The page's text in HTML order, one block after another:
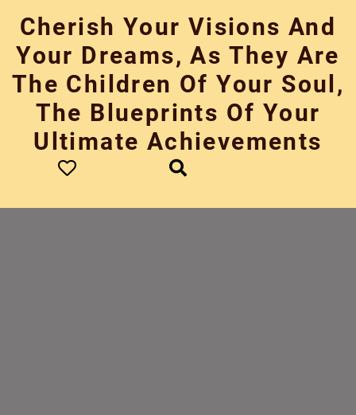
content
Cherish Your Visions And
Your Dreams, As They Are
The Children Of Your Soul,
The Blueprints Of Your
Ultimate Achievements